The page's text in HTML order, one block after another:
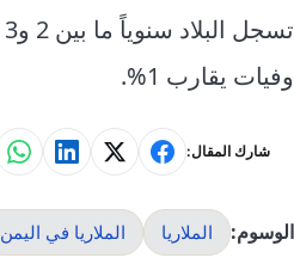
وفيات يقارب 1%.
شارك المقال:
الوسوم: الملاريا الملاريا في اليمن